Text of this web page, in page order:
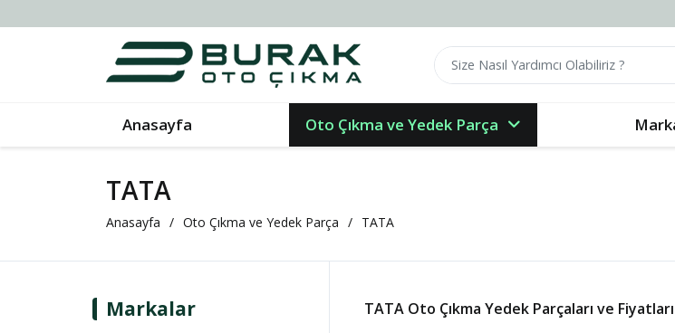
Anasayfa Oto Çıkma ve Yedek Parça
TATA
Anasayfa Oto Çıkma ve Yedek Parça TATA
Markalar TATA Oto Çıkma Yedek Parçaları ve Fiyatları